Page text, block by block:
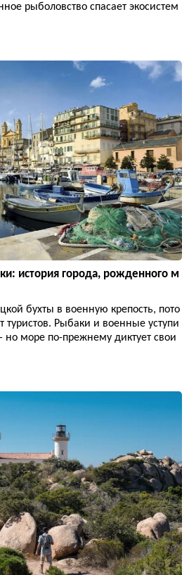
рыболовство спасает экосистем
история города, рожденного м
бухты в военную крепость, пото
туристов. Рыбаки и военные уступи
море по-прежнему диктует свои